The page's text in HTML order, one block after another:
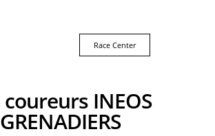
Race Center
GRENADIERS